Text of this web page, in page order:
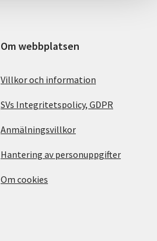
Om webbplatsen
Villkor och information
SVs Integritetspolicy, GDPR
Anmälningsvillkor
Hantering av personuppgifter
Om cookies